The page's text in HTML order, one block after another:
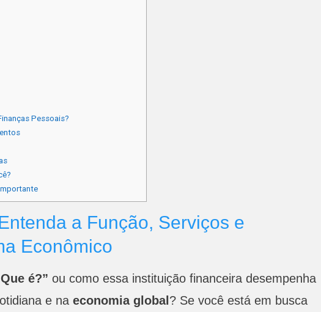
Pessoais?
a Função, Serviços e
Econômico
é?” ou como essa instituição financeira desempenha
e na economia global? Se você está em busca